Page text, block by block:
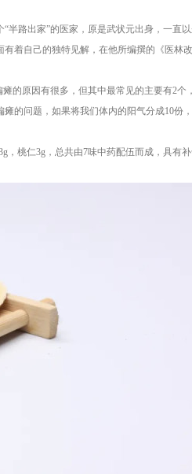
路出家”的医家，原是武状元出身，一直
着自己的独特见解，在他所编撰的《医林
的原因有很多，但其中最常见的主要有2
的问题，如果将我们体内的阳气分成10份
桃仁3g，总共由7味中药配伍而成，具有